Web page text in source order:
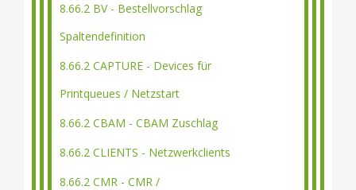
8.66.2 BV - Bestellvorschlag
Spaltendefinition
8.66.2 CAPTURE - Devices für
Printqueues / Netzstart
8.66.2 CBAM - CBAM Zuschlag
8.66.2 CLIENTS - Netzwerkclients
8.66.2 CMR - CMR /